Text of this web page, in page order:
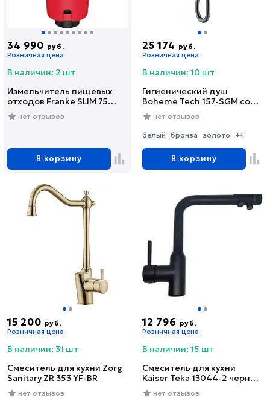
34 990 руб.
Розничная цена
В наличии: 2 шт
Измельчитель пищевых
отходов Franke SLIM 75
(134.0715.096)
нет отзывов
В корзину
25 174 руб.
Розничная цена
В наличии: 10 шт
Гигиенический душ
Boheme Tech 157-SGM со
смесителем, С
ВНУТРЕННЕЙ ЧАСТЬЮ,
shine gun metal
нет отзывов
белый бронза золото +4
В корзину
15 200 руб.
Розничная цена
В наличии: 31 шт
Смеситель для кухни Zorg
Sanitary ZR 353 YF-BR
нет отзывов
12 796 руб.
Розничная цена
В наличии: 15 шт
Смеситель для кухни
Kaiser Teka 13044-2 черный
глянцевый
нет отзывов